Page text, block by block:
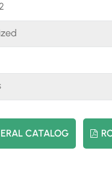
CATALOG